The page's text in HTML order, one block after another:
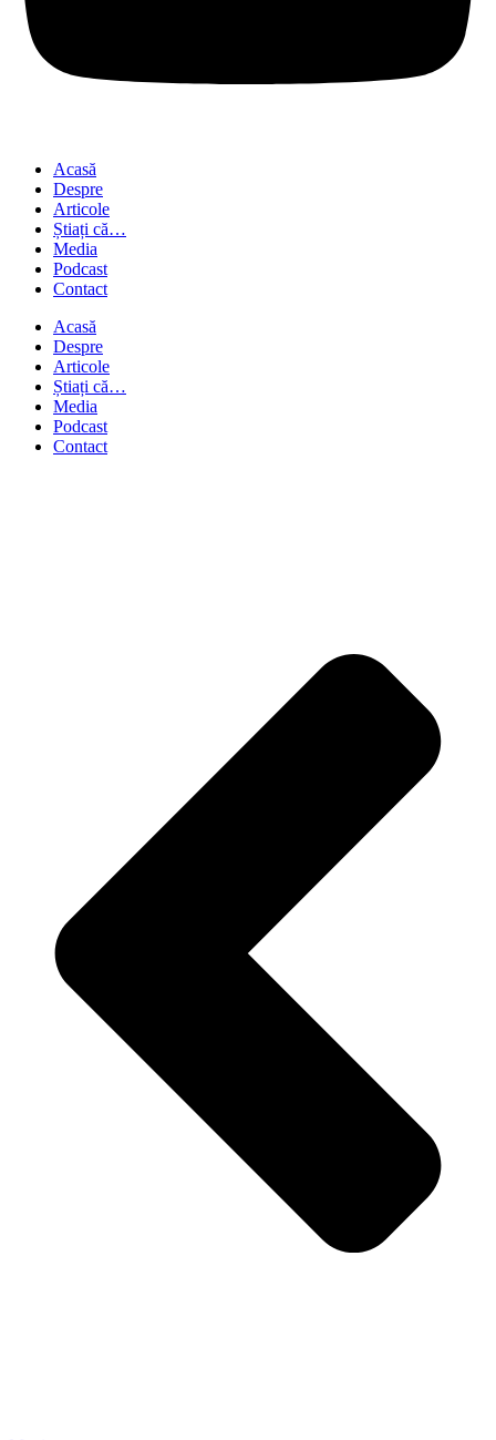
Acasă
Despre
Articole
Știați că…
Media
Podcast
Contact
Acasă
Despre
Articole
Știați că…
Media
Podcast
Contact